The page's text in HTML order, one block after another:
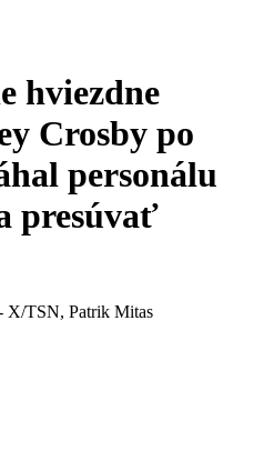
hviezdne
Crosby po
personálu
presúvať
X/TSN, Patrik Mitas